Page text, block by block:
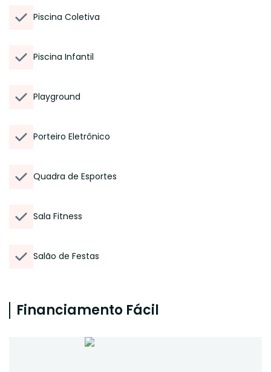
Piscina Coletiva
Piscina Infantil
Playground
Porteiro Eletrônico
Quadra de Esportes
Sala Fitness
Salão de Festas
Financiamento Fácil